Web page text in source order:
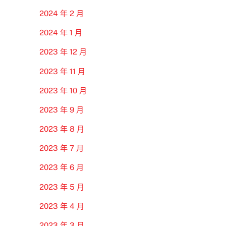
2024 年 2 月
2024 年 1 月
2023 年 12 月
2023 年 11 月
2023 年 10 月
2023 年 9 月
2023 年 8 月
2023 年 7 月
2023 年 6 月
2023 年 5 月
2023 年 4 月